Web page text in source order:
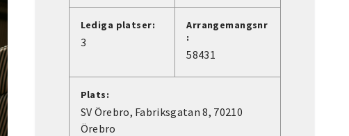
Lediga platser:
3
Arrangemangsnr
:
58431
Plats:
SV Örebro, Fabriksgatan 8, 70210
Örebro